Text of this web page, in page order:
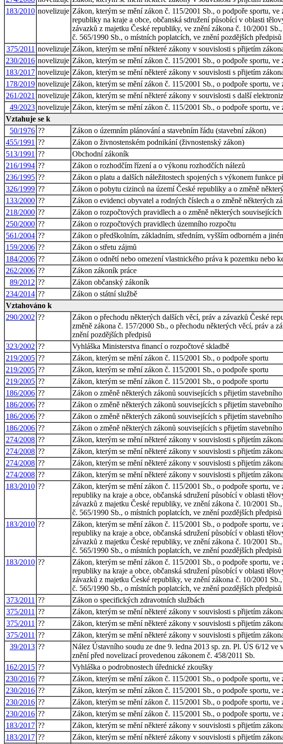
183/2010 novelizuje Zákon, kterým se mění zákon č. 115/2001 Sb., o podpoře sportu,
republiky na kraje a obce, občanská sdružení působící v oblasti
závazků z majetku České republiky, ve znění zákona č. 10/2001
č. 565/1990 Sb., o místních poplatcích, ve znění pozdějších předpisů
375/2011 novelizuje Zákon, kterým se mění některé zákony v souvislosti s přijetím
230/2016 novelizuje Zákon, kterým se mění zákon č. 115/2001 Sb., o podpoře sportu,
183/2017 novelizuje Zákon, kterým se mění některé zákony v souvislosti s přijetím
178/2019 novelizuje Zákon, kterým se mění zákon č. 115/2001 Sb., o podpoře sportu,
261/2021 novelizuje Zákon, kterým se mění některé zákony v souvislosti s další
49/2023 novelizuje Zákon, kterým se mění zákon č. 115/2001 Sb., o podpoře sportu,
Vztahuje se k
50/1976 ??
Zákon o územním plánování a stavebním řádu (stavební zákon)
455/1991 ??
Zákon o živnostenském podnikání (živnostenský zákon)
513/1991 ??
Obchodní zákoník
216/1994 ??
Zákon o rozhodčím řízení a o výkonu rozhodčích nálezů
236/1995 ??
Zákon o platu a dalších náležitostech spojených s výkonem funkce
326/1999 ??
Zákon o pobytu cizinců na území České republiky a o změně
133/2000 ??
Zákon o evidenci obyvatel a rodných číslech a o změně některých
218/2000 ??
Zákon o rozpočtových pravidlech a o změně některých
250/2000 ??
Zákon o rozpočtových pravidlech územního rozpočtu
561/2004 ??
Zákon o předškolním, základním, středním, vyšším odborném a
159/2006 ??
Zákon o střetu zájmů
184/2006 ??
Zákon o odnětí nebo omezení vlastnického práva k pozemku nebo
262/2006 ??
Zákon zákoník práce
89/2012 ??
Zákon občanský zákoník
234/2014 ??
Zákon o státní službě
Vztahováno k
290/2002 ??
Zákon o přechodu některých dalších věcí, práv a závazků České
změně zákona č. 157/2000 Sb., o přechodu některých věcí, práv a
znění pozdějších předpisů
323/2002 ??
Vyhláška Ministerstva financí o rozpočtové skladbě
219/2005 ??
Zákon, kterým se mění zákon č. 115/2001 Sb., o podpoře sportu
219/2005 ??
Zákon, kterým se mění zákon č. 115/2001 Sb., o podpoře sportu
219/2005 ??
Zákon, kterým se mění zákon č. 115/2001 Sb., o podpoře sportu
186/2006 ??
Zákon o změně některých zákonů souvisejících s přijetím
186/2006 ??
Zákon o změně některých zákonů souvisejících s přijetím
186/2006 ??
Zákon o změně některých zákonů souvisejících s přijetím
186/2006 ??
Zákon o změně některých zákonů souvisejících s přijetím
274/2008 ??
Zákon, kterým se mění některé zákony v souvislosti s přijetím
274/2008 ??
Zákon, kterým se mění některé zákony v souvislosti s přijetím
274/2008 ??
Zákon, kterým se mění některé zákony v souvislosti s přijetím
274/2008 ??
Zákon, kterým se mění některé zákony v souvislosti s přijetím
183/2010 ??
Zákon, kterým se mění zákon č. 115/2001 Sb., o podpoře sportu,
republiky na kraje a obce, občanská sdružení působící v oblasti
závazků z majetku České republiky, ve znění zákona č. 10/2001
č. 565/1990 Sb., o místních poplatcích, ve znění pozdějších předpisů
183/2010 ??
Zákon, kterým se mění zákon č. 115/2001 Sb., o podpoře sportu,
republiky na kraje a obce, občanská sdružení působící v oblasti
závazků z majetku České republiky, ve znění zákona č. 10/2001
č. 565/1990 Sb., o místních poplatcích, ve znění pozdějších předpisů
183/2010 ??
Zákon, kterým se mění zákon č. 115/2001 Sb., o podpoře sportu,
republiky na kraje a obce, občanská sdružení působící v oblasti
závazků z majetku České republiky, ve znění zákona č. 10/2001
č. 565/1990 Sb., o místních poplatcích, ve znění pozdějších předpisů
373/2011 ??
Zákon o specifických zdravotních službách
375/2011 ??
Zákon, kterým se mění některé zákony v souvislosti s přijetím
375/2011 ??
Zákon, kterým se mění některé zákony v souvislosti s přijetím
375/2011 ??
Zákon, kterým se mění některé zákony v souvislosti s přijetím
39/2013 ??
Nález Ústavního soudu ze dne 9. ledna 2013 sp. zn. Pl. ÚS 6/12
znění před novelizací provedenou zákonem č. 458/2011 Sb.
162/2015 ??
Vyhláška o podrobnostech úřednické zkoušky
230/2016 ??
Zákon, kterým se mění zákon č. 115/2001 Sb., o podpoře sportu,
230/2016 ??
Zákon, kterým se mění zákon č. 115/2001 Sb., o podpoře sportu,
230/2016 ??
Zákon, kterým se mění zákon č. 115/2001 Sb., o podpoře sportu,
230/2016 ??
Zákon, kterým se mění zákon č. 115/2001 Sb., o podpoře sportu,
183/2017 ??
Zákon, kterým se mění některé zákony v souvislosti s přijetím
183/2017 ??
Zákon, kterým se mění některé zákony v souvislosti s přijetím